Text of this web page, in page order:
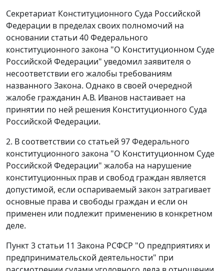
Секретариат Конституционного Суда Российской
Федерации в пределах своих полномочий на
основании статьи 40Федерального
конституционного закона "О Конституционном Суде
Российской Федерации" уведомил заявителя о
несоответствии его жалобы требованиям
названного Закона. Однако в своей очередной
жалобе гражданин А.В. Иванов настаивает на
принятии по ней решения Конституционного Суда
Российской Федерации.
2. В соответствии со статьей 97Федерального
конституционного закона "О Конституционном Суде
Российской Федерации" жалоба на нарушение
конституционных прав и свобод граждан является
допустимой, если оспариваемый закон затрагивает
основные права и свободы граждан и если он
применен или подлежит применению в конкретном
деле.
Пункт 3 статьи 11 Закона РСФСР "О предприятиях и
предпринимательской деятельности" при